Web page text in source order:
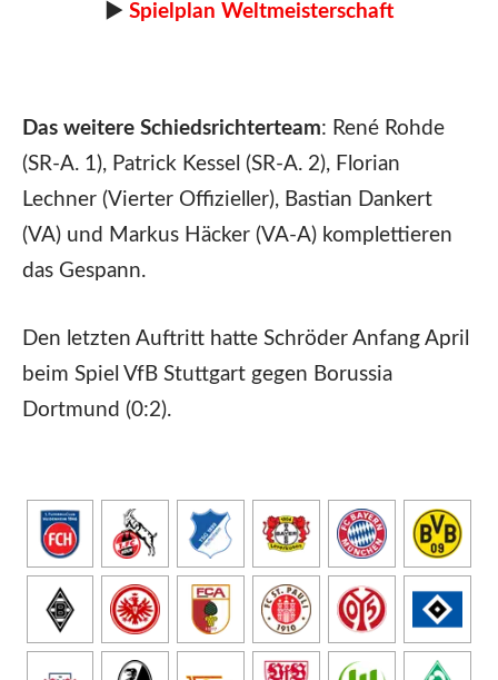
► Spielplan Weltmeisterschaft
Das weitere Schiedsrichterteam: René Rohde
(SR-A. 1), Patrick Kessel (SR-A. 2), Florian
Lechner (Vierter Offizieller), Bastian Dankert
(VA) und Markus Häcker (VA-A) komplettieren
das Gespann.
Den letzten Auftritt hatte Schröder Anfang April
beim Spiel VfB Stuttgart gegen Borussia
Dortmund (0:2).